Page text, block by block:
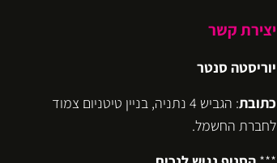
יצירת קשר
יוריסטה סנטר
כתובת
: הגביש 4 נתניה, בניין טיטניום צמוד
לחברת החשמל.